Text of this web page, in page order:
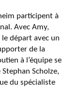
participent à
Avec Amy,
départ avec un
de la
à l’équipe se
Scholze,
du spécialiste